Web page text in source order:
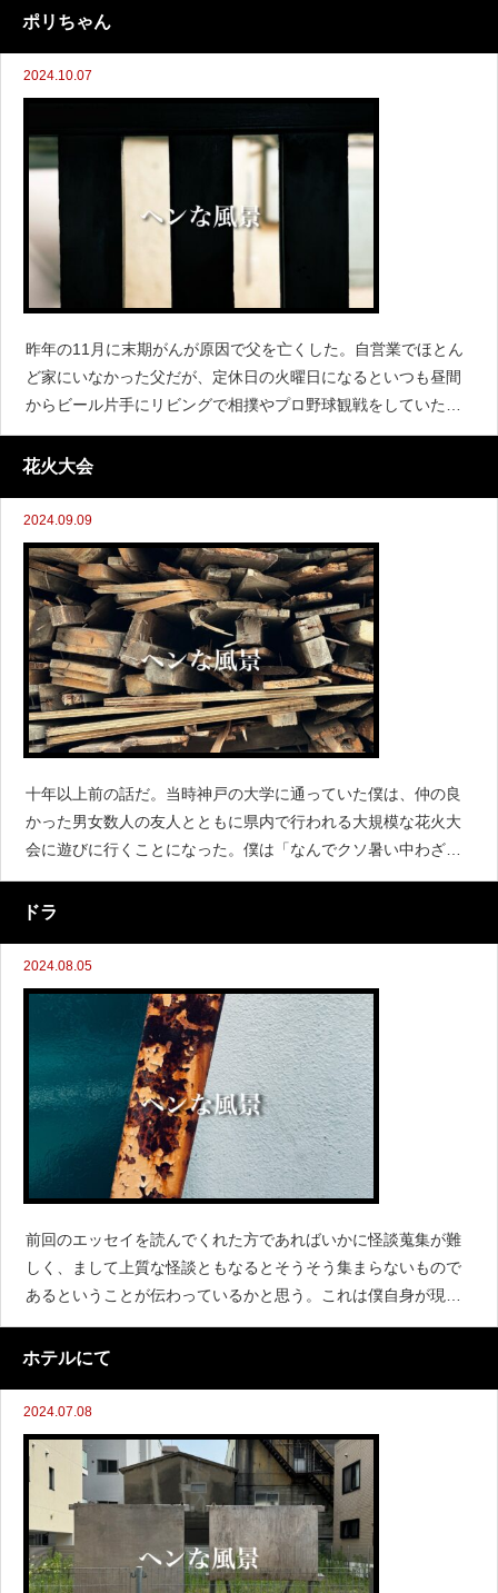
育ったわずかながらの米も、ほとんどが国への供出に回り、自
ポリちゃん
2024.10.07
昨年の11月に末期がんが原因で父を亡くした。自営業でほとん
ど家にいなかった父だが、定休日の火曜日になるといつも昼間
からビール片手にリビングで相撲やプロ野球観戦をしていた。
夕方、学校が終わって玄関を開けて奥から漂ってくるのはカレ
ーやシチューみたいなおいしそうな匂いではなく、決まって煙
花火大会
2024.09.09
十年以上前の話だ。当時神戸の大学に通っていた僕は、仲の良
かった男女数人の友人とともに県内で行われる大規模な花火大
会に遊びに行くことになった。僕は「なんでクソ暑い中わざわ
ざ人ゴミに行かなきゃならんのだ」と文句を垂れていたが、出
不精な僕に対し何かと気にかけてくれていた友人たちが誘って
ドラ
2024.08.05
前回のエッセイを読んでくれた方であればいかに怪談蒐集が難
しく、まして上質な怪談ともなるとそうそう集まらないもので
あるということが伝わっているかと思う。これは僕自身が現在
住んでいるマンションに越してきてまだ間もなかった頃の体験
談だ。「そろそろ広い部屋に引っ越すか」と、それまでの大阪
ホテルにて
2024.07.08